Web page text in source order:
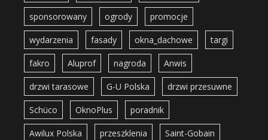
sponsorowany ogrody promocje
wydarzenia fasady okna_dachowe targi
fakro Aluprof nagroda Anwis
drzwi tarasowe G-U Polska drzwi przesuwne
Schüco OknoPlus poradnik
Awilux Polska przeszklenia Saint-Gobain